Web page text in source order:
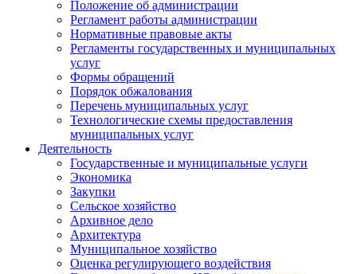
Положение об администрации
Регламент работы администрации
Нормативные правовые акты
Регламенты государственных и муниципальных
услуг
Формы обращений
Порядок обжалования
Перечень муниципальных услуг
Технологические схемы предоставления
муниципальных услуг
Деятельность
Государственные и муниципальные услуги
Экономика
Закупки
Сельское хозяйство
Архивное дело
Архитектура
Муниципальное хозяйство
Оценка регулирующего воздействия